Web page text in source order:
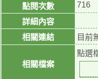
點閱次數
716
詳細內容
相關連結
目前
相關檔案
點選